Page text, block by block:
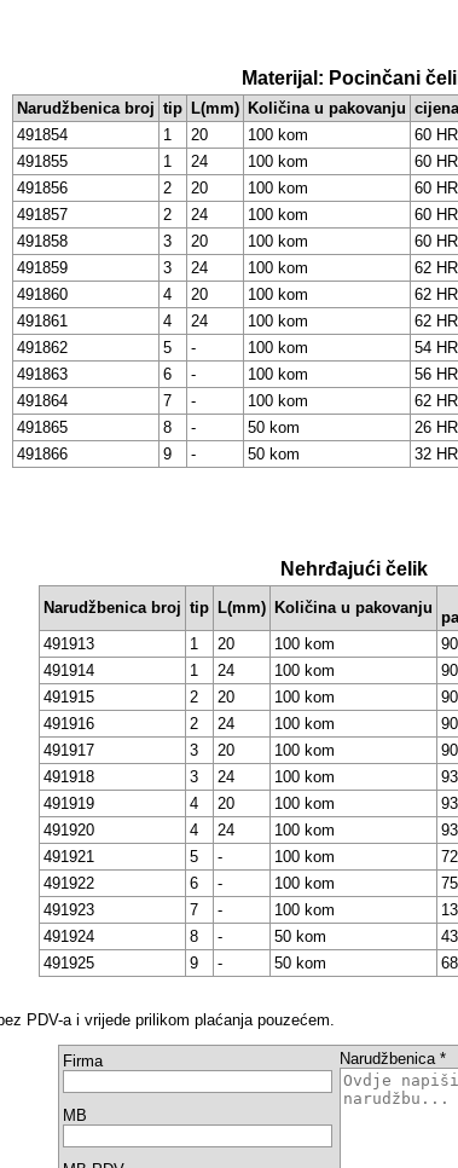
Materijal: Pocinčani
Narudžbenica broj tip L(mm) Količina u pakovanju
491854
1 20 100 kom 60
491855
1 24 100 kom 60
491856
2 20 100 kom 60
491857
2 24 100 kom 60
491858
3 20 100 kom 60
491859
3 24 100 kom 62
491860
4 20 100 kom 62
491861
4 24 100 kom 62
491862
5 - 100 kom 54
491863
6 - 100 kom 56
491864
7 - 100 kom 62
491865
8 - 50 kom 26
491866
9 - 50 kom 32
Nehrđajući čelik
Narudžbenica broj tip L(mm) Količina u pakovanju
491913
1 20 100 kom
491914
1 24 100 kom
491915
2 20 100 kom
491916
2 24 100 kom
491917
3 20 100 kom
491918
3 24 100 kom
491919
4 20 100 kom
491920
4 24 100 kom
491921
5 - 100 kom
491922
6 - 100 kom
491923
7 - 100 kom
491924
8 - 50 kom
491925
9 - 50 kom
PDV-a i vrijede prilikom plaćanja pouzećem.
Firma Narudžbenica *
MB